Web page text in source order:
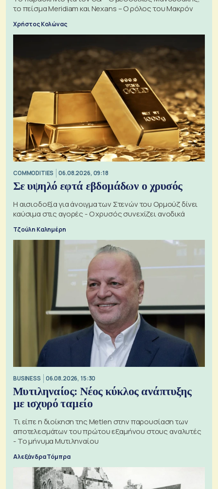
το πείσμα Meridiam και Nexans – Ο ρόλος του Μακρόν
Χρήστος Κολώνας
COMMODITIES 06.08.2026, 09:18
Σε υψηλό εφτά εβδομάδων ο χρυσός
Η αισιοδοξία για άνοιγμα των Στενών του Ορμούζ δίνει
καύσιμα στις αγορές - Ο χρυσός συνεχίζει ανοδικά
Τζούλη Καλημέρη
BUSINESS 06.08.2026, 15:30
Μυτιληναίος: Νέος κύκλος ανάπτυξης
με ισχυρό ταμείο
Τι είπε η διοίκηση της Metlen στην παρουσίαση των
αποτελεσμάτων του πρώτου εξαμήνου στους αναλυτές
- Το μήνυμα Μυτιληναίου
Αλεξάνδρα Τόμπρα